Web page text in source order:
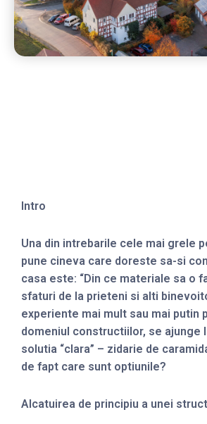
Intro
Una din intrebarile cele mai grele
pune cineva care doreste sa-si
casa este: “Din ce materiale sa o
sfaturi de la prieteni si alti
experiente mai mult sau mai putin
domeniul constructiilor, se ajunge
solutia “clara” – zidarie de
de fapt care sunt optiunile?
Alcatuirea de principiu a unei